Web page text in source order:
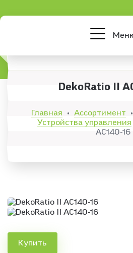
DekoRatio II
Главная • Ассортимент •
Устройства управления
АC140-16
Купить